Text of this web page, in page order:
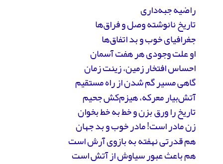
راضیه جبه‌داری
تاریخ نانوشته وصل و فراق‌ها
جغرافیای خوب و بد اتفاق‌ها
او علت وجودی هر هفت آسمان
احساس افتخار زمین، زینت زمان
گاهی مسیر گم شدن از راه مستقیم
آتش‌بیار معرکه، هیزم‌کش جحیم
تاریخ را ورق بزن و خط به خط بخوان
زن مادر است! مادر خوب و بد جهان
هم قدرتی نهفته به بازوی آرش است
هم باعث عبور سیاوش از آتش است